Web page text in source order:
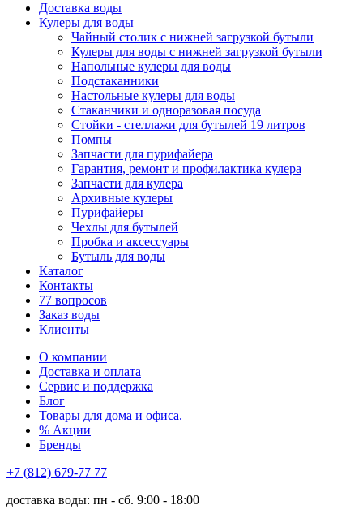
Доставка воды
Кулеры для воды
Чайный столик с нижней загрузкой бутыли
Кулеры для воды с нижней загрузкой бутыли
Напольные кулеры для воды
Подстаканники
Настольные кулеры для воды
Стаканчики и одноразовая посуда
Стойки - стеллажи для бутылей 19 литров
Помпы
Запчасти для пурифайера
Гарантия, ремонт и профилактика кулера
Запчасти для кулера
Архивные кулеры
Пурифайеры
Чехлы для бутылей
Пробка и аксессуары
Бутыль для воды
Каталог
Контакты
77 вопросов
Заказ воды
Клиенты
О компании
Доставка и оплата
Сервис и поддержка
Блог
Товары для дома и офиса.
% Акции
Бренды
+7 (812) 679-77 77
доставка воды: пн - сб. 9:00 - 18:00